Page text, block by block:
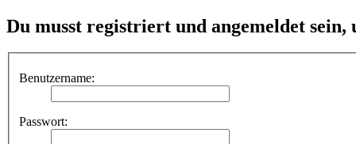
Du musst registriert und angemeldet
Benutzername:
Passwort: